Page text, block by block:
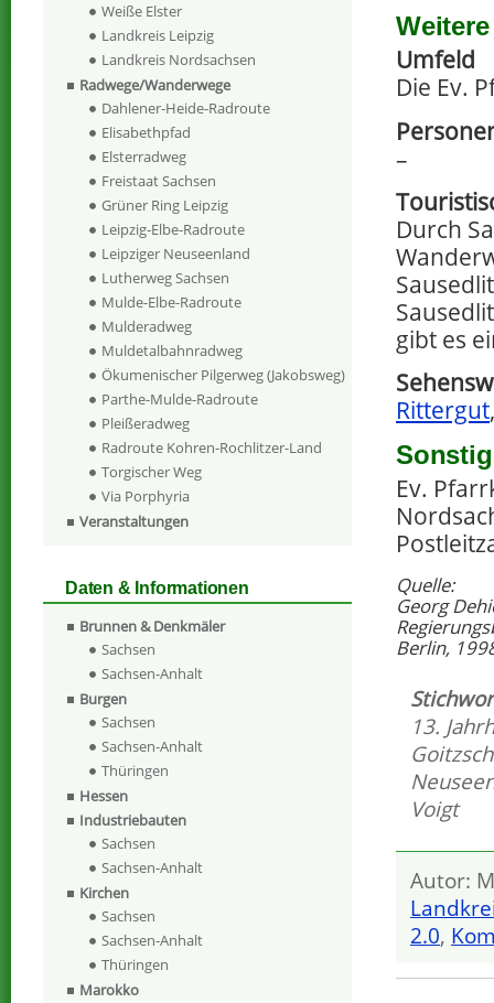
Umfeld
Die Ev.
–
Durch
gibt es
Rittergut
Ev.
Quelle:
Georg
Berlin,
13.
Voigt
Autor:
2.0,
Weiße Elster
Landkreis Leipzig
Landkreis Nordsachsen
Radwege/Wanderwege
Dahlener-Heide-Radroute
Elisabethpfad
Elsterradweg
Freistaat Sachsen
Grüner Ring Leipzig
Leipzig-Elbe-Radroute
Leipziger Neuseenland
Lutherweg Sachsen
Mulde-Elbe-Radroute
Mulderadweg
Muldetalbahnradweg
Ökumenischer Pilgerweg (Jakobsweg)
Parthe-Mulde-Radroute
Pleißeradweg
Radroute Kohren-Rochlitzer-Land
Torgischer Weg
Via Porphyria
Veranstaltungen
Daten & Informationen
Brunnen & Denkmäler
Sachsen
Sachsen-Anhalt
Burgen
Sachsen
Sachsen-Anhalt
Thüringen
Hessen
Industriebauten
Sachsen
Sachsen-Anhalt
Kirchen
Sachsen
Sachsen-Anhalt
Thüringen
Marokko